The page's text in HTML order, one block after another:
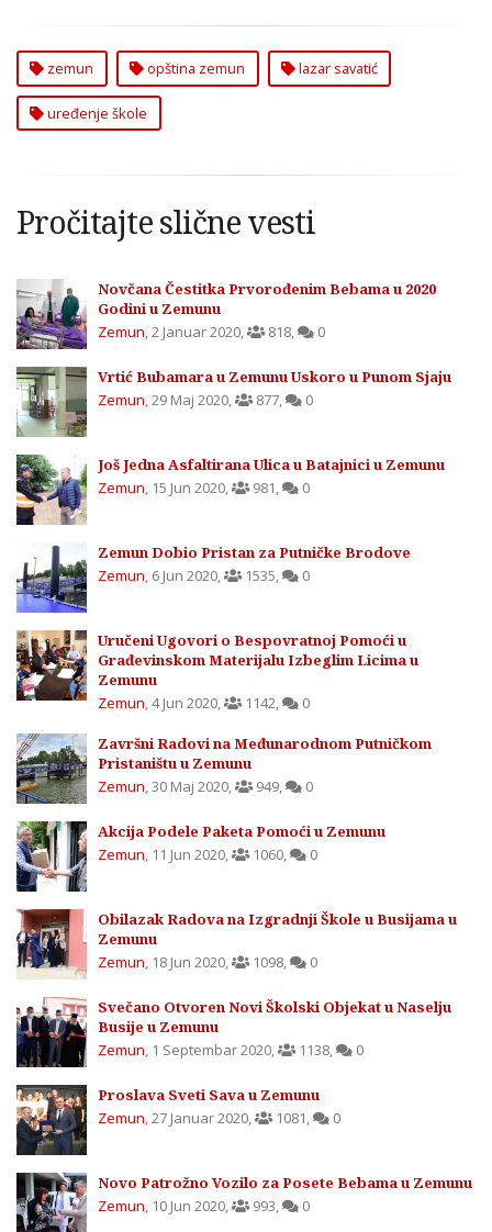
zemun opština zemun lazar savatić
uređenje škole
Pročitajte slične vesti
Novčana Čestitka Prvorođenim Bebama u 2020
Godini u Zemunu
Zemun,2 Januar 2020, 818, 0
Vrtić Bubamara u Zemunu Uskoro u Punom Sjaju
Zemun,29 Maj 2020, 877, 0
Još Jedna Asfaltirana Ulica u Batajnici u Zemunu
Zemun, 15 Jun 2020, 981, 0
Zemun Dobio Pristan za Putničke Brodove
Zemun, 6 Jun 2020, 1535, 0
Uručeni Ugovori o Bespovratnoj Pomoći u
Građevinskom Materijalu Izbeglim Licima u
Zemunu
Zemun,4 Jun 2020, 1142, 0
Završni Radovi na Međunarodnom Putničkom
Pristaništu u Zemunu
Zemun,30 Maj 2020, 949, 0
Akcija Podele Paketa Pomoći u Zemunu
Zemun, 11 Jun 2020, 1060, 0
Obilazak Radova na Izgradnji Škole u Busijama u
Zemunu
Zemun, 18 Jun 2020, 1098, 0
Svečano Otvoren Novi Školski Objekat u Naselju
Busije u Zemunu
Zemun, 1 Septembar 2020, 1138, 0
Proslava Sveti Sava u Zemunu
Zemun,27 Januar 2020, 1081, 0
Novo Patrožno Vozilo za Posete Bebama u Zemunu
Zemun, 10 Jun 2020, 993, 0